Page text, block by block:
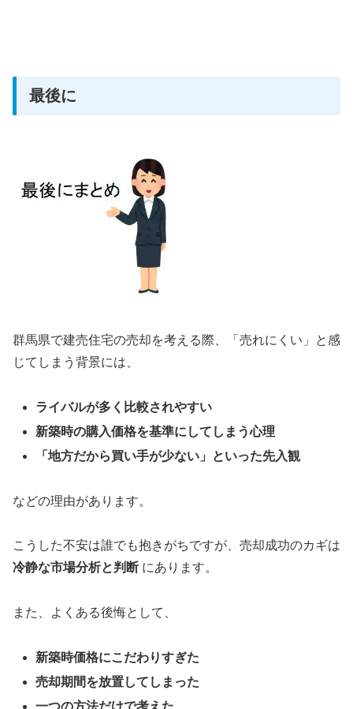
最後に
群馬県で建売住宅の売却を考える際、「売れにくい」と感
じてしまう背景には、
ライバルが多く比較されやすい
新築時の購入価格を基準にしてしまう心理
「地方だから買い手が少ない」といった先入観
などの理由があります。
こうした不安は誰でも抱きがちですが、売却成功のカギは
冷静な市場分析と判断 にあります。
また、よくある後悔として、
新築時価格にこだわりすぎた
売却期間を放置してしまった
一つの方法だけで考えた